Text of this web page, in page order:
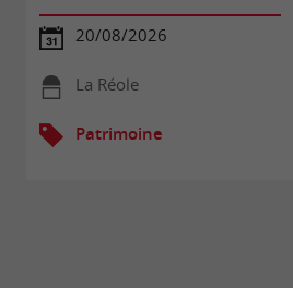
20/08/2026
La Réole
Patrimoine